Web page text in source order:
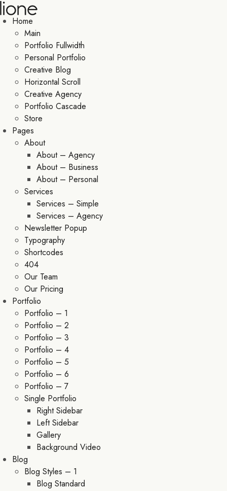
Home
Main
Portfolio Fullwidth
Personal Portfolio
Creative Blog
Horizontal Scroll
Creative Agency
Portfolio Cascade
Store
Pages
About
About – Agency
About – Business
About – Personal
Services
Services – Simple
Services – Agency
Newsletter Popup
Typography
Shortcodes
404
Our Team
Our Pricing
Portfolio
Portfolio – 1
Portfolio – 2
Portfolio – 3
Portfolio – 4
Portfolio – 5
Portfolio – 6
Portfolio – 7
Single Portfolio
Right Sidebar
Left Sidebar
Gallery
Background Video
Blog
Blog Styles – 1
Blog Standard